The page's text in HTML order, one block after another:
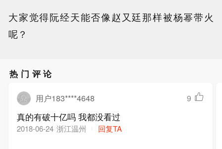
大家觉得阮经天能否像赵又廷那样被杨幂带火
呢？
热门评论
用户183****4648 9
真的有破十亿吗 我都没看过
2018-06-24 浙江温州 回复TA